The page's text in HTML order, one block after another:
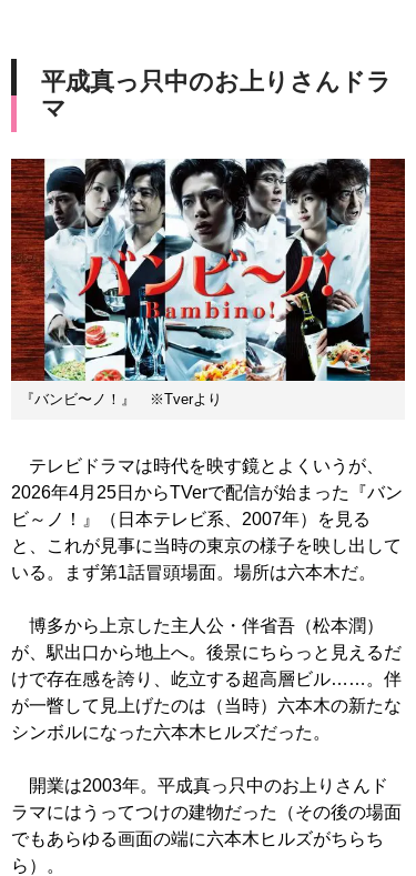
平成真っ只中のお上りさんドラ
マ
『バンビ〜ノ！』 ※Tverより
テレビドラマは時代を映す鏡とよくいうが、
2026年4月25日からTVerで配信が始まった『バン
ビ～ノ！』（日本テレビ系、2007年）を見る
と、これが見事に当時の東京の様子を映し出して
いる。まず第1話冒頭場面。場所は六本木だ。
博多から上京した主人公・伴省吾（松本潤）
が、駅出口から地上へ。後景にちらっと見えるだ
けで存在感を誇り、屹立する超高層ビル……。伴
が一瞥して見上げたのは（当時）六本木の新たな
シンボルになった六本木ヒルズだった。
開業は2003年。平成真っ只中のお上りさんド
ラマにはうってつけの建物だった（その後の場面
でもあらゆる画面の端に六本木ヒルズがちらち
ら）。